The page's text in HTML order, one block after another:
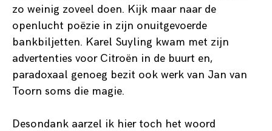
zo weinig zoveel doen. Kijk maar naar de
openlucht poëzie in zijn onuitgevoerde
bankbiljetten. Karel Suyling kwam met zijn
advertenties voor Citroën in de buurt en,
paradoxaal genoeg bezit ook werk van Jan van
Toorn soms die magie.
Desondank aarzel ik hier toch het woord